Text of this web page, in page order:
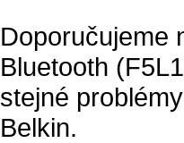
Doporučujeme
Bluetooth
stejné
Belkin.